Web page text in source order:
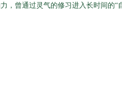
，曾通过灵气的修习进入长时间的“